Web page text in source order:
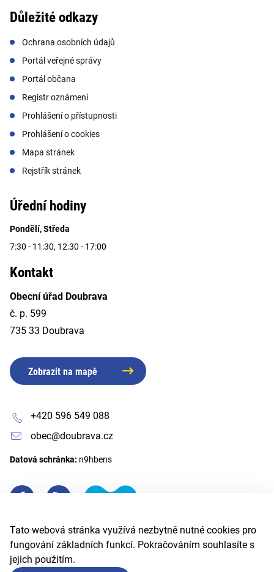
Tato webová stránka využívá nezbytně nutné cookies pro
fungování základních funkcí. Pokračováním souhlasíte s
jejich použitím.
Důležité odkazy
Ochrana osobních údajů
Portál veřejné správy
Portál občana
Registr oznámení
Prohlášení o přístupnosti
Prohlášení o cookies
Mapa stránek
Rejstřík stránek
Úřední hodiny
Pondělí, Středa
7:30 - 11:30, 12:30 - 17:00
Kontakt
Obecní úřad Doubrava
č. p. 599
735 33 Doubrava
Zobrazit na mapě
+420 596 549 088
obec@doubrava.cz
Datová schránka: n9hbens